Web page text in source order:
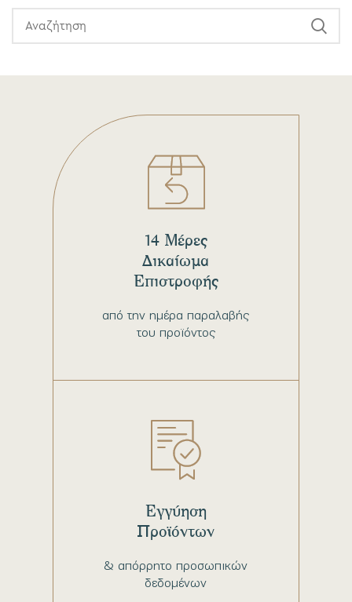
από την ημέρα παραλαβής
του προϊόντος
14 Μέρες
Δικαίωμα
Επιστροφής
& απόρρητο προσωπικών
δεδομένων
Εγγύηση
Προϊόντων